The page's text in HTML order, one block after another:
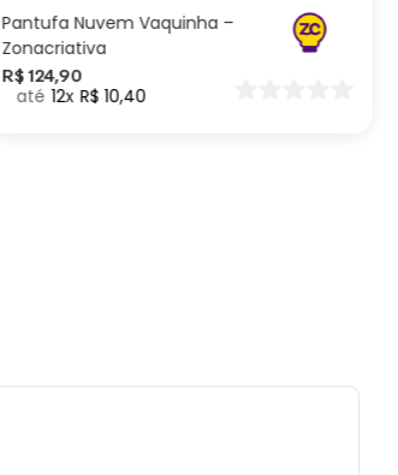
12h quente
de uso:
Pantufa Nuvem Vaquinha –
Zonacriativa
R$ 124,90
12 R$ 10,40